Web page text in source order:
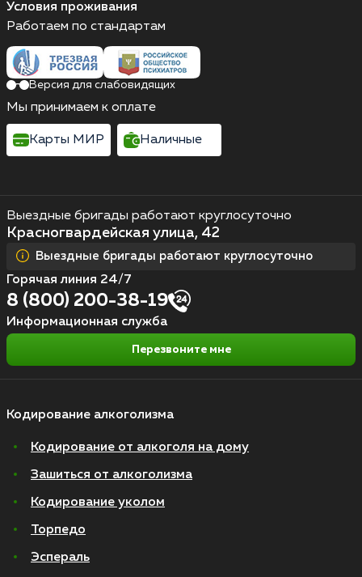
Условия проживания
Кодирование алкоголизма
Кодирование от алкоголя на дому
Зашиться от алкоголизма
Кодирование уколом
Торпедо
Эспераль
Выездные бригады работают круглосуточно
Красногвардейская улица, 42
Выездные бригады работают круглосуточно
Горячая линия 24/7
8 (800) 200-38-19
Информационная служба
Перезвоните мне
Работаем по стандартам
Версия для слабовидящих
Мы принимаем к оплате
Карты МИР Наличные